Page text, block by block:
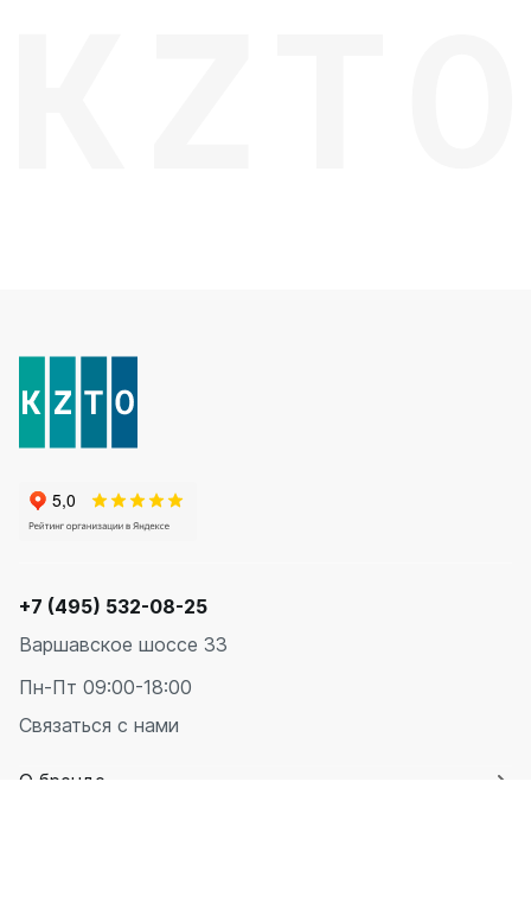
+7 (495) 532-08-25
Варшавское шоссе 33
Пн-Пт 09:00-18:00
Связаться с нами
О бренде